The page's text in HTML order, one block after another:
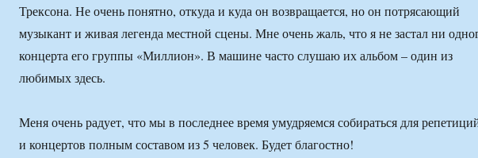
Трексона. Не очень понятно, откуда и куда он возвращается, но он потрясающий
музыкант и живая легенда местной сцены. Мне очень жаль, что я не застал ни
концерта его группы «Миллион». В машине часто слушаю их альбом – один из
любимых здесь.
Меня очень радует, что мы в последнее время умудряемся собираться для
и концертов полным составом из 5 человек. Будет благостно!